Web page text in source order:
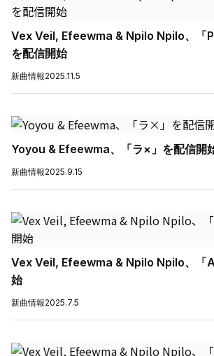
Vex Veil, Efeewma & Npilo Npilo、「
を配信開始
新曲情報2025.11.5
Yoyou & Efeewma、「ラ×」を配信開
新曲情報2025.9.15
Vex Veil, Efeewma & Npilo Npilo、「
始
新曲情報2025.7.5